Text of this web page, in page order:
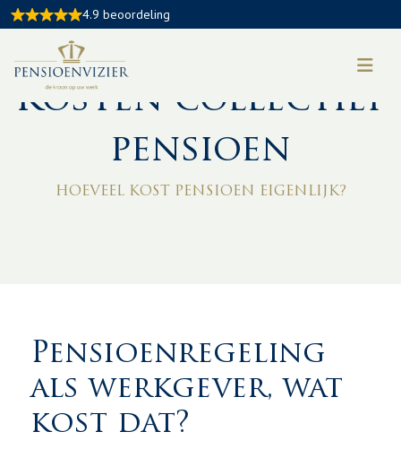
4.9 beoordeling
Kosten collectief
pensioen
HOEVEEL KOST PENSIOEN EIGENLIJK?
Pensioenregeling
als werkgever, wat
kost dat?